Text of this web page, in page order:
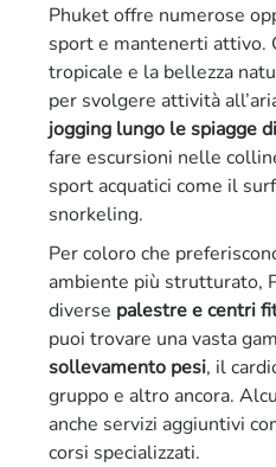
Phuket offre numerose
sport e mantenerti attivo.
tropicale e la bellezza
per svolgere attività
jogging lungo le spiagge
fare escursioni nelle
sport acquatici come il
snorkeling.
Per coloro che
ambiente più strutturato,
diverse palestre e centri
puoi trovare una vasta
sollevamento pesi, il
gruppo e altro ancora.
anche servizi aggiuntivi
corsi specializzati.